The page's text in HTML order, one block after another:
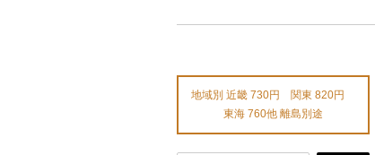
地域別 近畿 730円 関東 820円
東海 760他 離島別途